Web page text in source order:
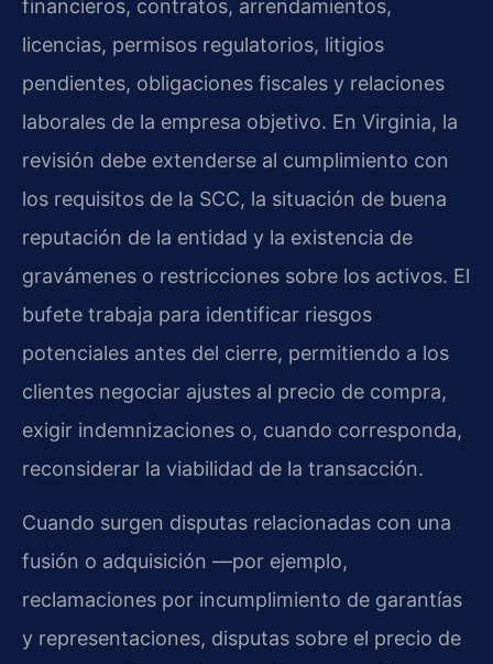
financieros, contratos, arrendamientos,
licencias, permisos regulatorios, litigios
pendientes, obligaciones fiscales y relaciones
laborales de la empresa objetivo. En Virginia, la
revisión debe extenderse al cumplimiento con
los requisitos de la SCC, la situación de buena
reputación de la entidad y la existencia de
gravámenes o restricciones sobre los activos. El
bufete trabaja para identificar riesgos
potenciales antes del cierre, permitiendo a los
clientes negociar ajustes al precio de compra,
exigir indemnizaciones o, cuando corresponda,
reconsiderar la viabilidad de la transacción.
Cuando surgen disputas relacionadas con una
fusión o adquisición —por ejemplo,
reclamaciones por incumplimiento de garantías
y representaciones, disputas sobre el precio de